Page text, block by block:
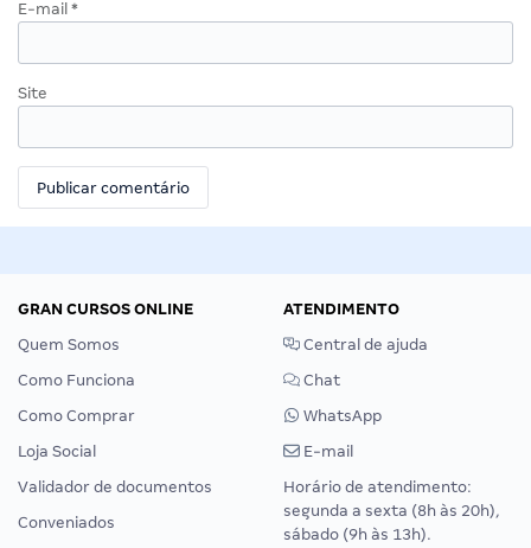
E-mail *
Site
GRAN CURSOS ONLINE
Quem Somos
Como Funciona
Como Comprar
Loja Social
Validador de documentos
Conveniados
ATENDIMENTO
Central de ajuda
Chat
WhatsApp
E-mail
Horário de atendimento:
segunda a sexta (8h às 20h),
sábado (9h às 13h).